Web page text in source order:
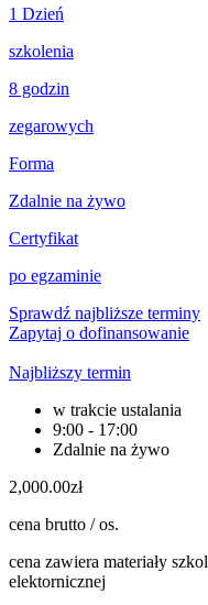
1 Dzień
szkolenia
8 godzin
zegarowych
Forma
Zdalnie na żywo
Certyfikat
po egzaminie
Sprawdź najbliższe terminy
Zapytaj o dofinansowanie
Najbliższy termin
w trakcie ustalania
9:00 - 17:00
Zdalnie na żywo
2,000.00zł
cena brutto / os.
cena zawiera materiały
elektornicznej